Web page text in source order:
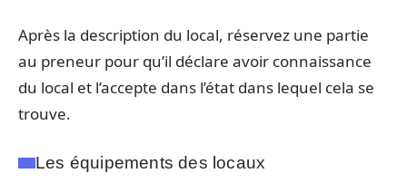
Après la description du local, réservez une partie
au preneur pour qu’il déclare avoir connaissance
du local et l’accepte dans l’état dans lequel cela se
trouve.
Les équipements des locaux